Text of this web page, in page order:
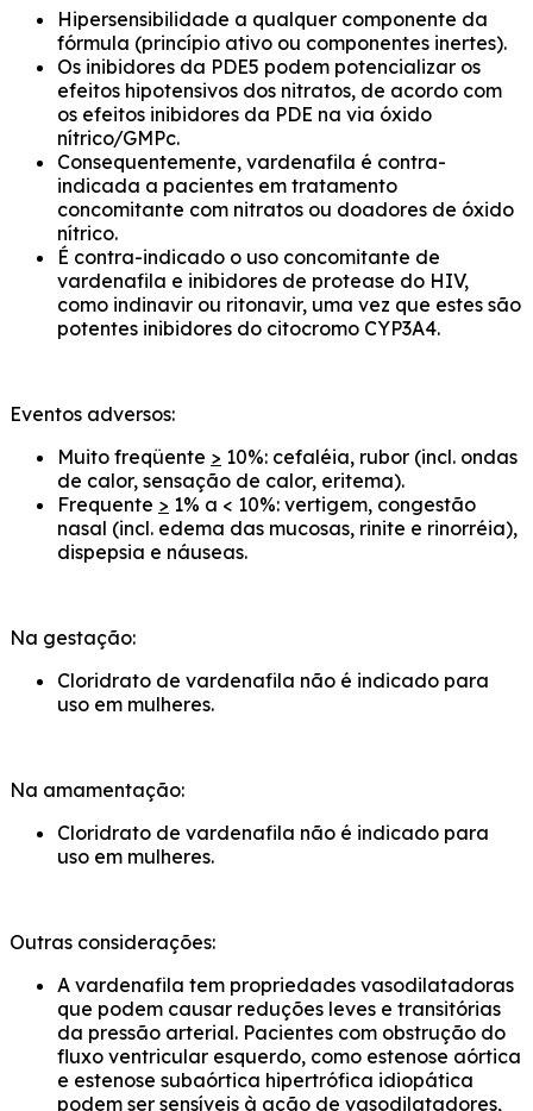
Hipersensibilidade a qualquer componente da
fórmula (princípio ativo ou componentes inertes).
Os inibidores da PDE5 podem potencializar os
efeitos hipotensivos dos nitratos, de acordo com
os efeitos inibidores da PDE na via óxido
nítrico/GMPc.
Consequentemente, vardenafila é contra-
indicada a pacientes em tratamento
concomitante com nitratos ou doadores de óxido
nítrico.
É contra-indicado o uso concomitante de
vardenafila e inibidores de protease do HIV,
como indinavir ou ritonavir, uma vez que estes são
potentes inibidores do citocromo CYP3A4.
Eventos adversos:
Muito freqüente > 10%: cefaléia, rubor (incl. ondas
de calor, sensação de calor, eritema).
Frequente > 1% a < 10%: vertigem, congestão
nasal (incl. edema das mucosas, rinite e rinorréia),
dispepsia e náuseas.
Na gestação:
Cloridrato de vardenafila não é indicado para
uso em mulheres.
Na amamentação:
Cloridrato de vardenafila não é indicado para
uso em mulheres.
Outras considerações:
A vardenafila tem propriedades vasodilatadoras
que podem causar reduções leves e transitórias
da pressão arterial. Pacientes com obstrução do
fluxo ventricular esquerdo, como estenose aórtica
e estenose subaórtica hipertrófica idiopática
podem ser sensíveis à ação de vasodilatadores,